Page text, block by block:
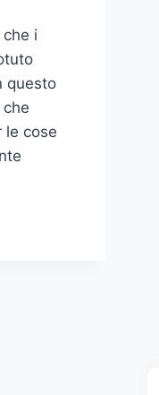
i
questo
le cose